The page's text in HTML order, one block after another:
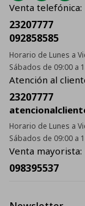
Venta telefónica:
23207777
092858585
Horario de Lunes a
Sábados de 09:00 a
Atención al
23207777
Horario de Lunes a
Sábados de 09:00 a
Venta mayorista:
098395537